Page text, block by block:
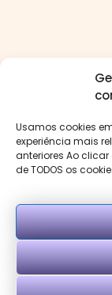
Usamos cookies
experiência mais
anteriores Ao
de TODOS os
Copyright © Psi